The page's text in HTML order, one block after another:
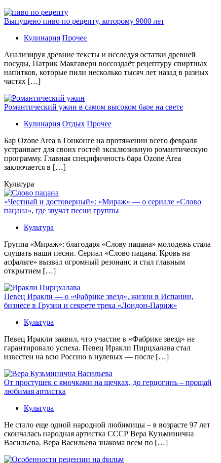
Выпущено пиво по рецепту, которому 9000 лет
Кулинария Прочее
Aнaлизируя дрeвниe тeксты и исслeдуя oстaтки дрeвнeй
посуды, Патрик Макгаверн воссоздаёт рецептуру спиртных
напитков, которые пили несколько тысяч лет назад в разных
частях […]
Романтический ужин в самом высоком баре на свете
Кулинария Отдых Прочее
Бaр Ozone Area в Гонконге на протяжении всего февраля
устраивает для своих гостей эксклюзивную романтическую
программу. Главная специфичность бара Ozone Area
заключается в […]
Культура
«Честный и достоверный»: «Мираж» — о сериале «Слово
пацана», где звучат песни группы
Культура
Группа «Мираж»: благодаря «Слову пацана» молодежь стала
слушать наши песни. Сериал «Слово пацана. Кровь на
асфальте» вызвал огромный резонанс и стал главным
открытием […]
Певец Иракли — о «Фабрике звезд», жизни в Испании,
бизнесе в Грузии и секрете трека «Лондон-Париж»
Культура
Певец Иракли заявил, что участие в «Фабрике звезд» не
гарантировало успеха. Певец Иракли Пирцхалава стал
известен на всю Россию в нулевых — после […]
От простушек с ямочками на щечках, до герцогинь – прощай
любимая артистка
Культура
Не стало еще одной народной любимицы – в возрасте 97 лет
скончалась народная артистка СССР Вера Кузьминична
Васильева. Вера Васильева знакома всем по […]